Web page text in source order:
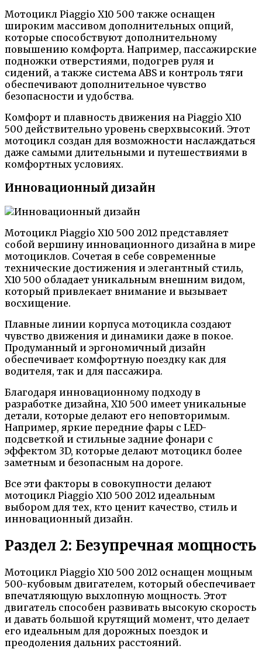
Мотоцикл Piaggio X10 500 также оснащен
широким массивом дополнительных опций,
которые способствуют дополнительному
повышению комфорта. Например, пассажирские
подножки отверстиями, подогрев руля и
сидений, а также система ABS и контроль тяги
обеспечивают дополнительное чувство
безопасности и удобства.
Комфорт и плавность движения на Piaggio X10
500 действительно уровень сверхвысокий. Этот
мотоцикл создан для возможности наслаждаться
даже самыми длительными и путешествиями в
комфортных условиях.
Инновационный дизайн
Мотоцикл Piaggio X10 500 2012 представляет
собой вершину инновационного дизайна в мире
мотоциклов. Сочетая в себе современные
технические достижения и элегантный стиль,
X10 500 обладает уникальным внешним видом,
который привлекает внимание и вызывает
восхищение.
Плавные линии корпуса мотоцикла создают
чувство движения и динамики даже в покое.
Продуманный и эргономичный дизайн
обеспечивает комфортную поездку как для
водителя, так и для пассажира.
Благодаря инновационному подходу в
разработке дизайна, X10 500 имеет уникальные
детали, которые делают его неповторимым.
Например, яркие передние фары с LED-
подсветкой и стильные задние фонари с
эффектом 3D, которые делают мотоцикл более
заметным и безопасным на дороге.
Все эти факторы в совокупности делают
мотоцикл Piaggio X10 500 2012 идеальным
выбором для тех, кто ценит качество, стиль и
инновационный дизайн.
Раздел 2: Безупречная мощность
Мотоцикл Piaggio X10 500 2012 оснащен мощным
500-кубовым двигателем, который обеспечивает
впечатляющую выхлопную мощность. Этот
двигатель способен развивать высокую скорость
и давать большой крутящий момент, что делает
его идеальным для дорожных поездок и
преодоления дальних расстояний.